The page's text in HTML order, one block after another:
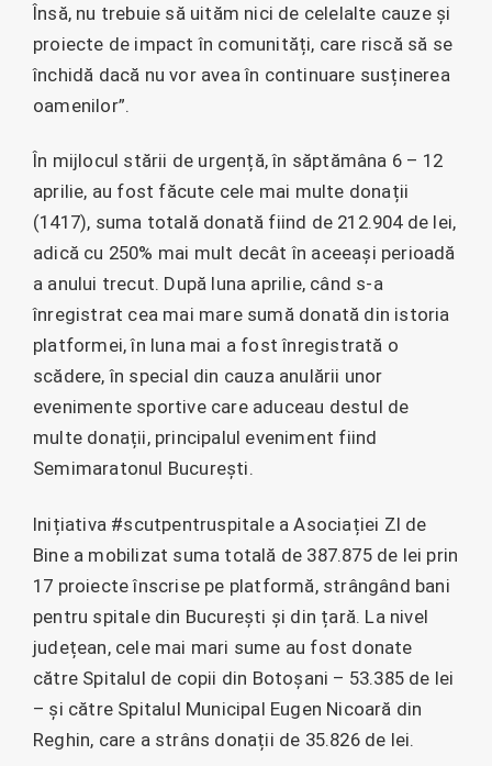
Însă, nu trebuie să uităm nici de celelalte cauze și
proiecte de impact în comunități, care riscă să se
închidă dacă nu vor avea în continuare susținerea
oamenilor”.
În mijlocul stării de urgență, în săptămâna 6 – 12
aprilie, au fost făcute cele mai multe donații
(1417), suma totală donată fiind de 212.904 de lei,
adică cu 250% mai mult decât în aceeași perioadă
a anului trecut. După luna aprilie, când s-a
înregistrat cea mai mare sumă donată din istoria
platformei, în luna mai a fost înregistrată o
scădere, în special din cauza anulării unor
evenimente sportive care aduceau destul de
multe donații, principalul eveniment fiind
Semimaratonul București.
Inițiativa #scutpentruspitale a Asociației ZI de
Bine a mobilizat suma totală de 387.875 de lei prin
17 proiecte înscrise pe platformă, strângând bani
pentru spitale din București și din țară. La nivel
județean, cele mai mari sume au fost donate
către Spitalul de copii din Botoșani – 53.385 de lei
– și către Spitalul Municipal Eugen Nicoară din
Reghin, care a strâns donații de 35.826 de lei.